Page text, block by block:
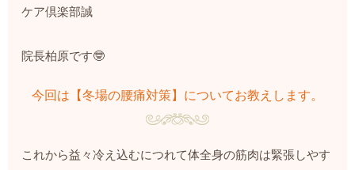
ケア倶楽部誠
院長柏原です🤓
今回は【冬場の腰痛対策】についてお教えします。
これから益々冷え込むにつれて体全身の筋肉は緊張しやす